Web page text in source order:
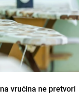
vrućina ne pretvori